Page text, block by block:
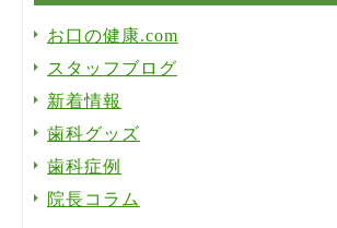
お口の健康.com
スタッフブログ
新着情報
歯科グッズ
歯科症例
院長コラム